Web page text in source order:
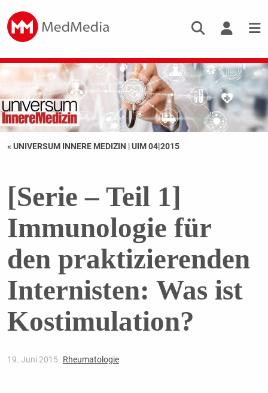
« UNIVERSUM INNERE MEDIZIN |UIM 04|2015
[Serie – Teil 1]
Immunologie für
den praktizierenden
Internisten: Was ist
Kostimulation?
19. Juni 2015 Rheumatologie